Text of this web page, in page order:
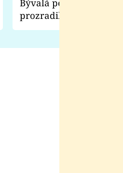
Bývalá pornoherečka
prozradila, co ji
natáčení Euforie.